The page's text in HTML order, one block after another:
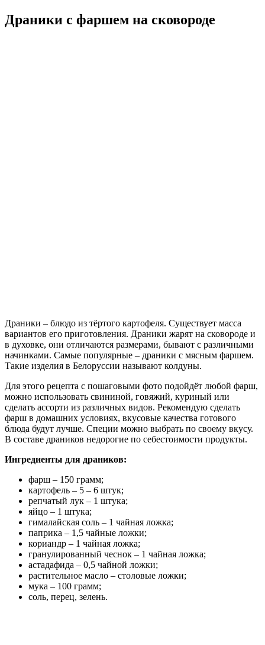
Драники с фаршем на сковороде
Драники – блюдо из тёртого картофеля. Существует масса
вариантов его приготовления. Драники жарят на сковороде и
в духовке, они отличаются размерами, бывают с различными
начинками. Самые популярные – драники с мясным фаршем.
Такие изделия в Белоруссии называют колдуны.
Для этого рецепта с пошаговыми фото подойдёт любой фарш,
можно использовать свининой, говяжий, куриный или
сделать ассорти из различных видов. Рекомендую сделать
фарш в домашних условиях, вкусовые качества готового
блюда будут лучше. Специи можно выбрать по своему вкусу.
В составе драников недорогие по себестоимости продукты.
Ингредиенты для драников:
фарш – 150 грамм;
картофель – 5 – 6 штук;
репчатый лук – 1 штука;
яйцо – 1 штука;
гималайская соль – 1 чайная ложка;
паприка – 1,5 чайные ложки;
кориандр – 1 чайная ложка;
гранулированный чеснок – 1 чайная ложка;
астадафида – 0,5 чайной ложки;
растительное масло – столовые ложки;
мука – 100 грамм;
соль, перец, зелень.